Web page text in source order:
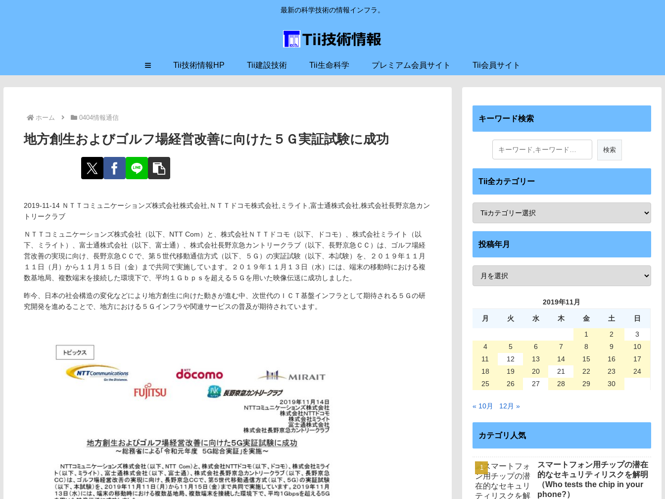
最新の科学技術の情報インフラ。
≡ Tii技術情報HP Tii建設技術 Tii生命科学 プレミアム会員サイト Tii会員サイト
ホーム 0404情報通信
地方創生およびゴルフ場経営改善に向けた５Ｇ実証試験に成功
2019-11-14 ＮＴＴコミュニケーションズ株式会社株式会社,ＮＴＴドコモ株式会社,ミライト,富士通株式会社,株式会社長野京急カン
トリークラブ
ＮＴＴコミュニケーションズ株式会社（以下、NTT Com）と、株式会社ＮＴＴドコモ（以下、ドコモ）、株式会社ミライト（以
下、ミライト）、富士通株式会社（以下、富士通）、株式会社長野京急カントリークラブ（以下、長野京急ＣＣ）は、ゴルフ場経
営改善の実現に向け、長野京急ＣＣで、第５世代移動通信方式（以下、５Ｇ）の実証試験（以下、本試験）を、２０１９年１１月
１１日（月）から１１月１５日（金）まで共同で実施しています。２０１９年１１月１３日（水）には、端末の移動時における複
数基地局、複数端末を接続した環境下で、平均１Ｇｂｐｓを超える５Ｇを用いた映像伝送に成功しました。
昨今、日本の社会構造の変化などにより地方創生に向けた動きが進む中、次世代のＩＣＴ基盤インフラとして期待される５Ｇの研
究開発を進めることで、地方における５Ｇインフラや関連サービスの普及が期待されています。
キーワード検索
Tii全カテゴリー
投稿年月
2019年11月
月 火 水 木 金 土
日
1
2
3
4
5 6 7 8 9
10
11
12 13 14 15 16
17
18
19 20 21 22 23
24
25
26 27 28 29 30
« 10月 12月 »
カテゴリ人気
スマートフォン用チップの潜在
的なセキュリティリスクを解明
（Who tests the chip in your
phone?）